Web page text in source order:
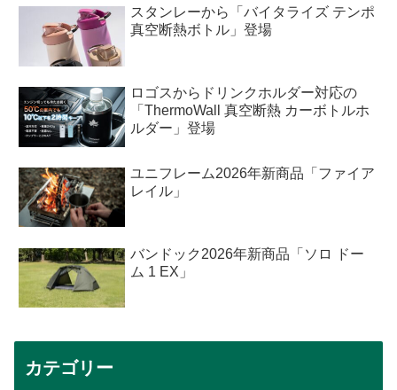
スタンレーから「バイタライズ テンポ
真空断熱ボトル」登場
ロゴスからドリンクホルダー対応の
「ThermoWall 真空断熱 カーボトルホ
ルダー」登場
ユニフレーム2026年新商品「ファイア
レイル」
バンドック2026年新商品「ソロ ドー
ム 1 EX」
カテゴリー